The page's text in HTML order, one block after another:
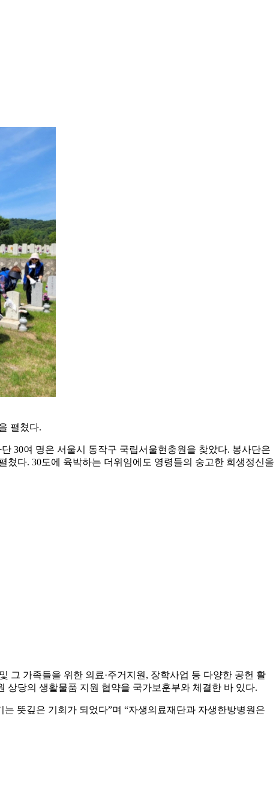
펼쳤다.
30여 명은 서울시 동작구 국립서울현충원을 찾았다. 봉사단은
다. 30도에 육박하는 더위임에도 영령들의 숭고한 희생정신을
그 가족들을 위한 의료·주거지원, 장학사업 등 다양한 공헌 활
상당의 생활물품 지원 협약을 국가보훈부와 체결한 바 있다.
뜻깊은 기회가 되었다”며 “자생의료재단과 자생한방병원은